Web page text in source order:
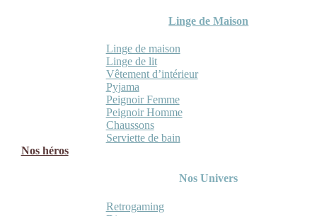
Linge de Maison
Linge de maison
Linge de lit
Vêtement d’intérieur
Pyjama
Peignoir Femme
Peignoir Homme
Chaussons
Serviette de bain
Nos héros
Nos Univers
Retrogaming